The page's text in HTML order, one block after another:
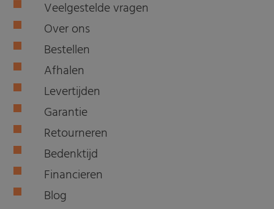
Veelgestelde vragen
Over ons
Bestellen
Afhalen
Levertijden
Garantie
Retourneren
Bedenktijd
Financieren
Blog